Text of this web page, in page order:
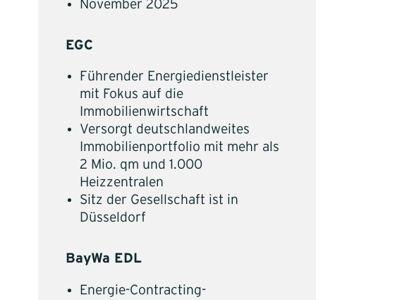
Infrastruktur
Logistik
Unternehmenswertrechner
November 2025
EGC
Führender Energiedienstleister
mit Fokus auf die
Immobilienwirtschaft
Versorgt deutschlandweites
Immobilienportfolio mit mehr als
2 Mio. qm und 1.000
Heizzentralen
Sitz der Gesellschaft ist in
Düsseldorf
BayWa EDL
Energie-Contracting-